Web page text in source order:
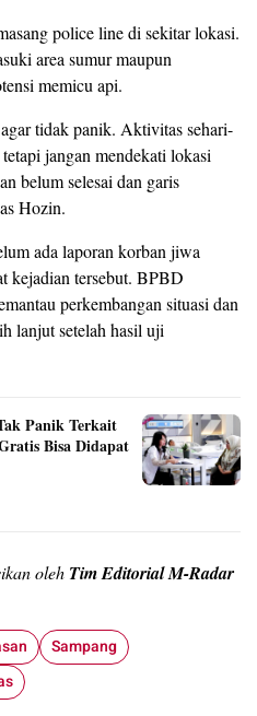
police line di sekitar lokasi.
area sumur maupun
memicu api.
tidak panik. Aktivitas sehari-
jangan mendekati lokasi
belum selesai dan garis
Hozin.
ada laporan korban jiwa
kejadian tersebut. BPBD
perkembangan situasi dan
lanjut setelah hasil uji
Panik Terkait
Bisa Didapat
oleh Tim Editorial M-Radar
Sampang